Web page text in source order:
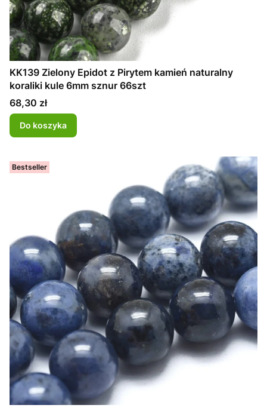
KK139 Zielony Epidot z Pirytem kamień naturalny
koraliki kule 6mm sznur 66szt
Cena
68,30 zł
Do koszyka
Bestseller